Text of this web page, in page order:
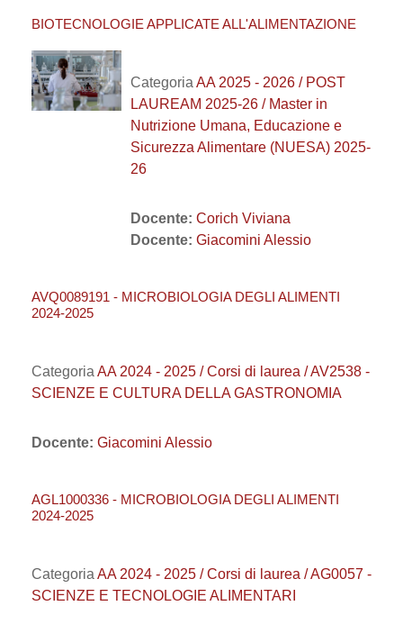
BIOTECNOLOGIE APPLICATE ALL'ALIMENTAZIONE
Categoria AA 2025 - 2026 / POST
LAUREAM 2025-26 / Master in
Nutrizione Umana, Educazione e
Sicurezza Alimentare (NUESA) 2025-
26
Docente: Corich Viviana
Docente: Giacomini Alessio
AVQ0089191 - MICROBIOLOGIA DEGLI ALIMENTI
2024-2025
Categoria AA 2024 - 2025 / Corsi di laurea / AV2538 -
SCIENZE E CULTURA DELLA GASTRONOMIA
Docente: Giacomini Alessio
AGL1000336 - MICROBIOLOGIA DEGLI ALIMENTI
2024-2025
Categoria AA 2024 - 2025 / Corsi di laurea / AG0057 -
SCIENZE E TECNOLOGIE ALIMENTARI